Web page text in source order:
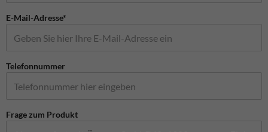
E-Mail-Adresse*
Telefonnummer
Frage zum Produkt